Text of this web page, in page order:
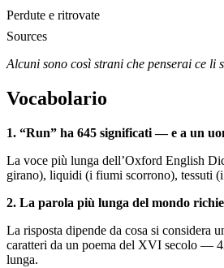
Perdute e ritrovate
Sources
Alcuni sono così strani che penserai ce
Vocabolario
1. “Run” ha 645 significati — e a un
La voce più lunga dell’Oxford English
girano), liquidi (i fiumi scorrono), tessuti
2. La parola più lunga del mondo
La risposta dipende da cosa si considera
caratteri da un poema del XVI secolo —
lunga.